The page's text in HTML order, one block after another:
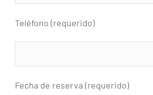
Teléfono (requerido)
Fecha de reserva (requerido)